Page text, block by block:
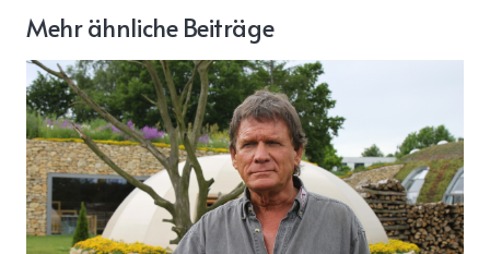
Mehr ähnliche Beiträge